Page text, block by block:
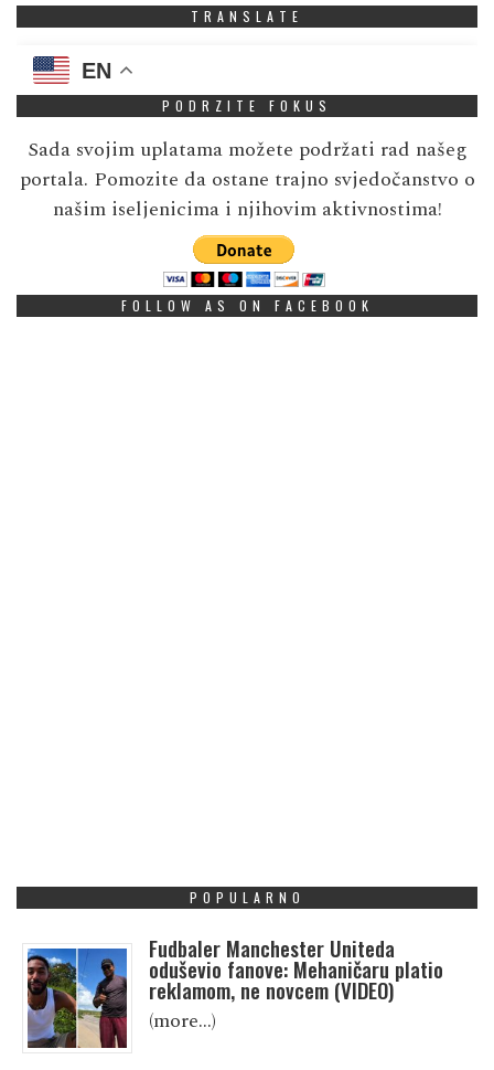
TRANSLATE
EN
PODRZITE FOKUS
Sada svojim uplatama možete podržati rad našeg
portala. Pomozite da ostane trajno svjedočanstvo o
našim iseljenicima i njihovim aktivnostima!
FOLLOW AS ON FACEBOOK
POPULARNO
Fudbaler Manchester Uniteda
oduševio fanove: Mehaničaru platio
reklamom, ne novcem (VIDEO)
(more…)